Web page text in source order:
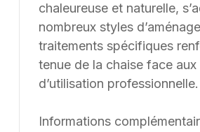
chaleureuse et naturelle,
nombreux styles
traitements spécifiques
tenue de la chaise face
d’utilisation professionnelle.
Informations